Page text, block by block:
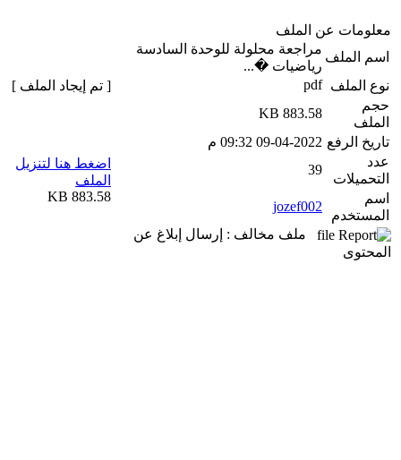
معلومات عن الملف
اسم الملف
مراجعة محلولة للوحدة السادسة
رياضيات �...
نوع الملف pdf
حجم
الملف
883.58 KB
تاريخ الرفع 09-04-2022 09:32 م
عدد
التحميلات
39
اسم
المستخدم
jozef002
ملف مخالف : إرسال إبلاغ عن
المحتوى
[ تم إيجاد الملف ]
اضغط هنا لتنزيل
الملف
883.58 KB